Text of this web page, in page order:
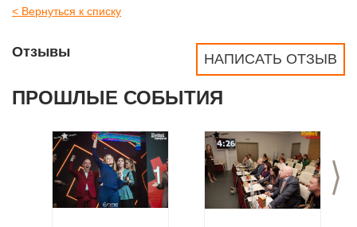
< Вернуться к списку
НАПИСАТЬ ОТЗЫВ
Отзывы
ПРОШЛЫЕ СОБЫТИЯ
>